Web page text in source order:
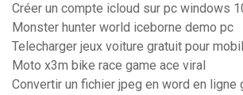
Créer un compte icloud sur pc windows
Monster hunter world iceborne demo pc
Telecharger jeux voiture gratuit pour
Moto x3m bike race game ace viral
Convertir un fichier jpeg en word en ligne